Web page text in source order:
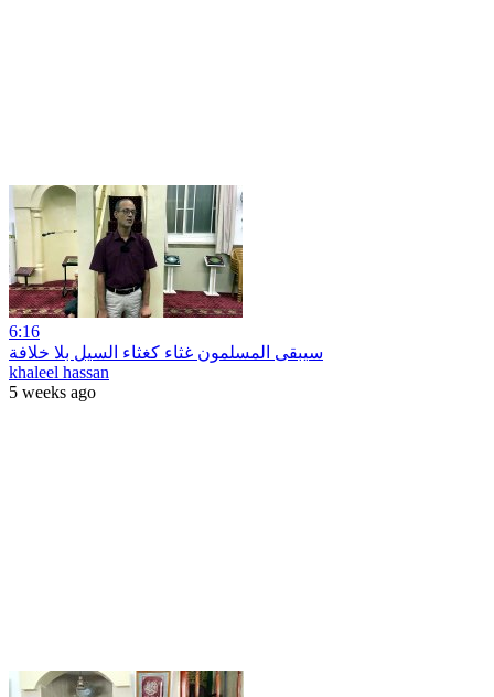
6:16
سيبقى المسلمون غثاء كغثاء السيل بلا خلافة
khaleel hassan
5 weeks ago